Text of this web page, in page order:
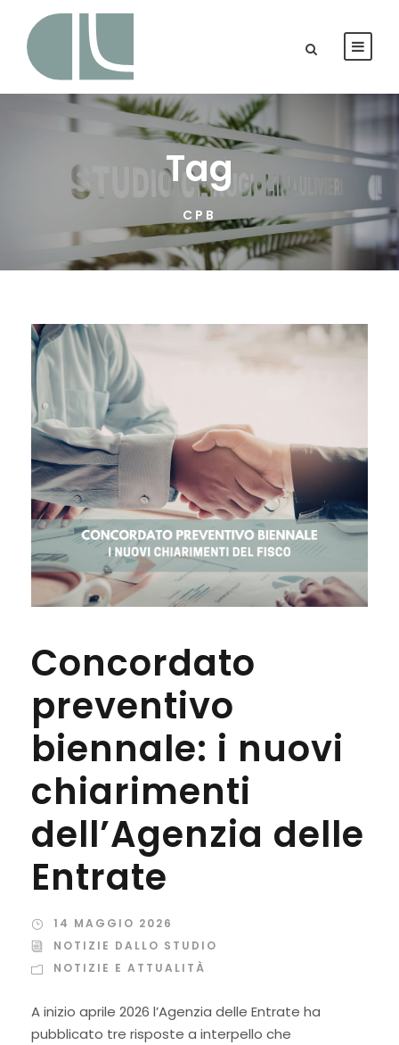
Tag
CPB
Concordato
preventivo
biennale: i nuovi
chiarimenti
dell’Agenzia delle
Entrate
14 MAGGIO 2026
NOTIZIE DALLO STUDIO
NOTIZIE E ATTUALITÀ
A inizio aprile 2026 l’Agenzia delle Entrate ha
pubblicato tre risposte a interpello che